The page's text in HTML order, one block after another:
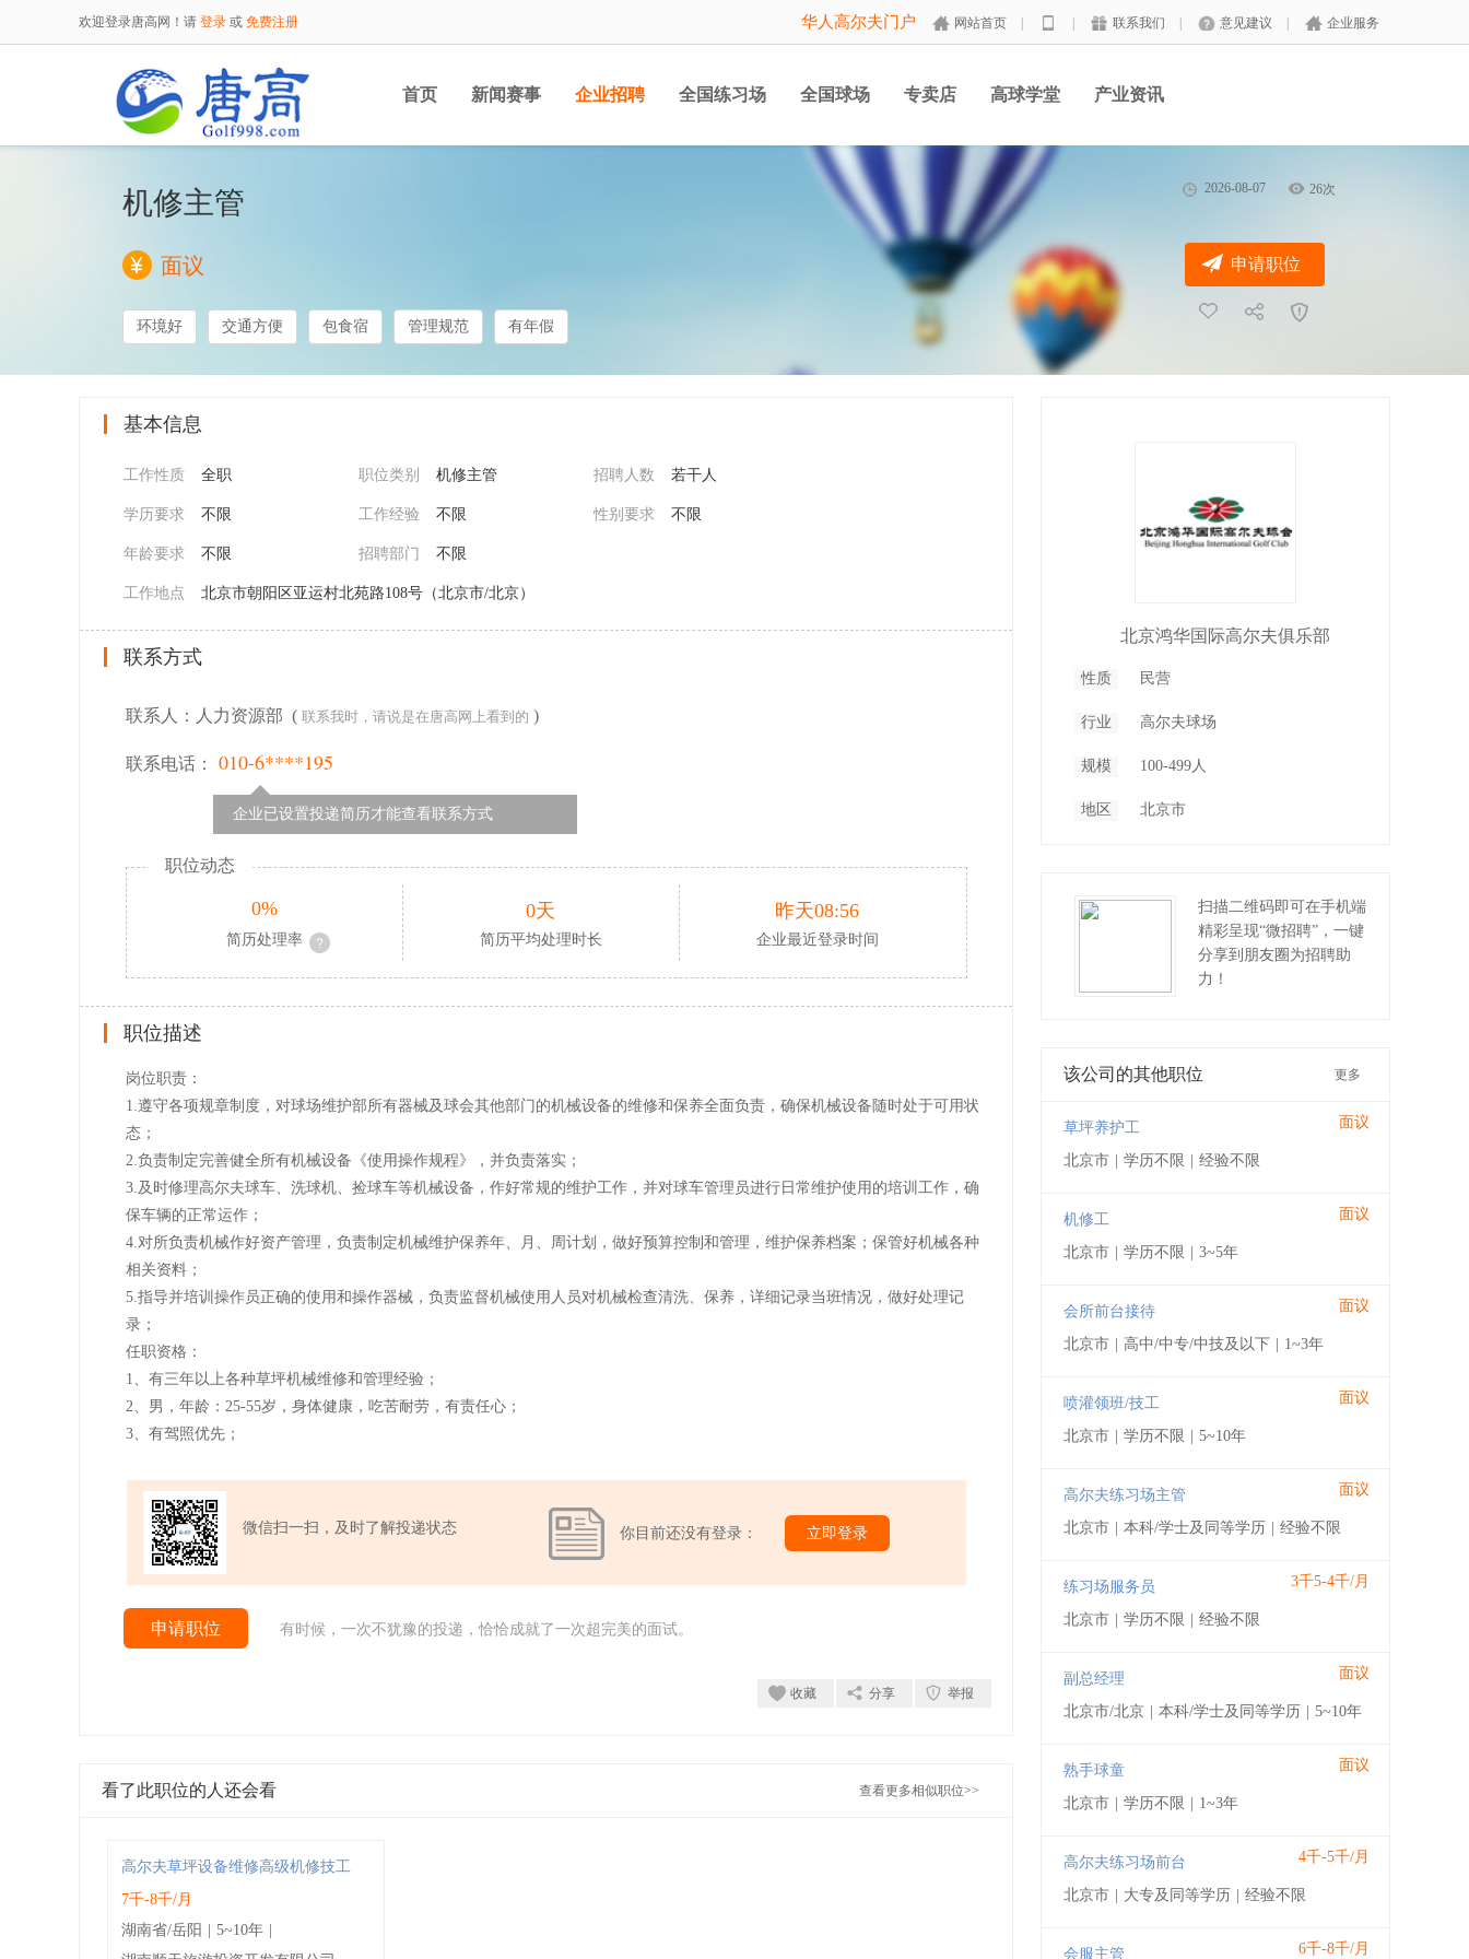
欢迎登录唐高网！请 登录 或 免费注册 华人高尔夫门户 网站首页 联系我们 意见建议 企业服务
首页 新闻赛事 企业招聘 全国练习场 全国球场 专卖店 高球学堂 产业资讯
2026-08-07 26次
机修主管
面议
环境好 交通方便 包食宿 管理规范 有年假
申请职位
基本信息
工作性质 全职 职位类别 机修主管 招聘人数 若干人
学历要求 不限 工作经验 不限 性别要求 不限
年龄要求 不限 招聘部门 不限
工作地点 北京市朝阳区亚运村北苑路108号（北京市/北京）
联系方式
联系人：人力资源部 ( 联系我时，请说是在唐高网上看到的 )
联系电话： 010-6****195
企业已设置投递简历才能查看联系方式
职位动态
0%
简历处理率
0天
简历平均处理时长
昨天08:56
企业最近登录时间
职位描述
岗位职责：
1.遵守各项规章制度，对球场维护部所有器械及球会其他部门的机械设备的维修和保养全面负责，确保机械设备随时处于可用状
态；
2.负责制定完善健全所有机械设备《使用操作规程》，并负责落实；
3.及时修理高尔夫球车、洗球机、捡球车等机械设备，作好常规的维护工作，并对球车管理员进行日常维护使用的培训工作，确
保车辆的正常运作；
4.对所负责机械作好资产管理，负责制定机械维护保养年、月、周计划，做好预算控制和管理，维护保养档案；保管好机械各种
相关资料；
5.指导并培训操作员正确的使用和操作器械，负责监督机械使用人员对机械检查清洗、保养，详细记录当班情况，做好处理记
录；
任职资格：
1、有三年以上各种草坪机械维修和管理经验；
2、男，年龄：25-55岁，身体健康，吃苦耐劳，有责任心；
3、有驾照优先；
微信扫一扫，及时了解投递状态 你目前还没有登录： 立即登录
申请职位 有时候，一次不犹豫的投递，恰恰成就了一次超完美的面试。
收藏 分享 举报
看了此职位的人还会看 查看更多相似职位>>
高尔夫草坪设备维修高级机修技工
7千-8千/月
湖南省/岳阳
5~10年
北京鸿华国际高尔夫俱乐部
性质 民营
行业 高尔夫球场
规模 100-499人
地区 北京市
扫描二维码即可在手机端
精彩呈现“微招聘”，一键
分享到朋友圈为招聘助
力！
该公司的其他职位 更多
草坪养护工 面议
北京市 学历不限 经验不限
机修工 面议
北京市 学历不限 3~5年
会所前台接待 面议
北京市 高中/中专/中技及以下 1~3年
喷灌领班/技工 面议
北京市 学历不限 5~10年
高尔夫练习场主管 面议
北京市 本科/学士及同等学历 经验不限
练习场服务员 3千5-4千/月
北京市 学历不限 经验不限
副总经理 面议
北京市/北京 本科/学士及同等学历 5~10年
熟手球童 面议
北京市 学历不限 1~3年
高尔夫练习场前台 4千-5千/月
北京市 大专及同等学历 经验不限
会服主管 6千-8千/月